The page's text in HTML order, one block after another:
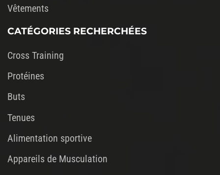
Vêtements
CATÉGORIES RECHERCHÉES
Cross Training
Protéines
Buts
Tenues
Alimentation sportive
Appareils de Musculation